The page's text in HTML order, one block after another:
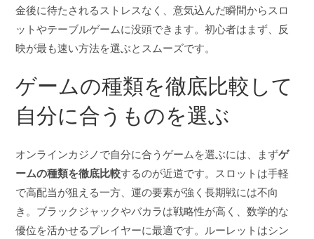
金後に待たされるストレスなく、意気込んだ瞬間からスロ
ットやテーブルゲームに没頭できます。初心者はまず、反
映が最も速い方法を選ぶとスムーズです。
ゲームの種類を徹底比較して
自分に合うものを選ぶ
オンラインカジノで自分に合うゲームを選ぶには、まずゲ
ームの種類を徹底比較するのが近道です。スロットは手軽
で高配当が狙える一方、運の要素が強く長期戦には不向
き。ブラックジャックやバカラは戦略性が高く、数学的な
優位を活かせるプレイヤーに最適です。ルーレットはシン